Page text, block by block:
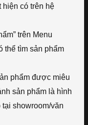
hiện có trên hệ
trên Menu
thể tìm sản phẩm
phẩm được miêu
sản phẩm là hình
showroom/văn